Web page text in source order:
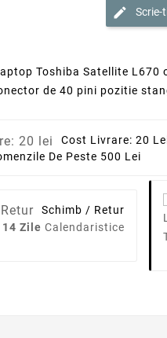
Scrie-
Toshiba Satellite L670
de 40 pini pozitie
Cost Livrare: 20
De Peste 500 Lei
Schimb / Retur
14 Zile Calendaristice